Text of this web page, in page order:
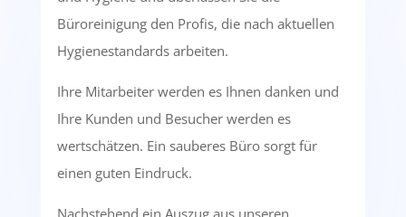
Büroreinigung den Profis, die nach aktuellen
Hygienestandards arbeiten.
Ihre Mitarbeiter werden es Ihnen danken und
Ihre Kunden und Besucher werden es
wertschätzen. Ein sauberes Büro sorgt für
einen guten Eindruck.